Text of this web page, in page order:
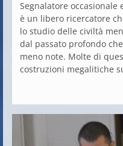
Segnalatore occasionale
è un libero ricercatore
lo studio delle civiltà
dal passato profondo
meno note. Molte di
costruzioni megalitiche